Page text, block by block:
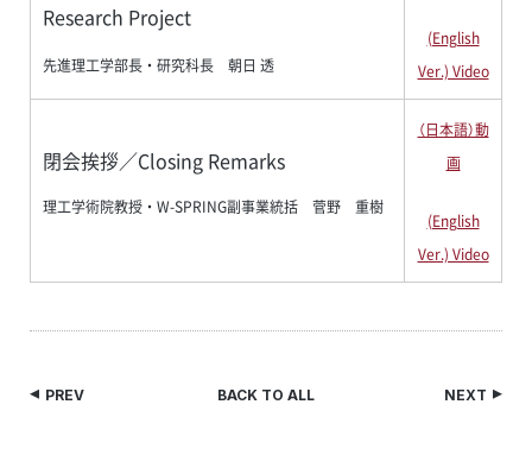
Research Project
先進理工学部長・研究科長 朝日 透
(English
Ver.) Video
閉会挨拶／Closing Remarks
理工学術院教授・W-SPRING副事業統括 菅野 重樹
（日本語）動
画
(English
Ver.) Video
PREV BACK TO ALL NEXT